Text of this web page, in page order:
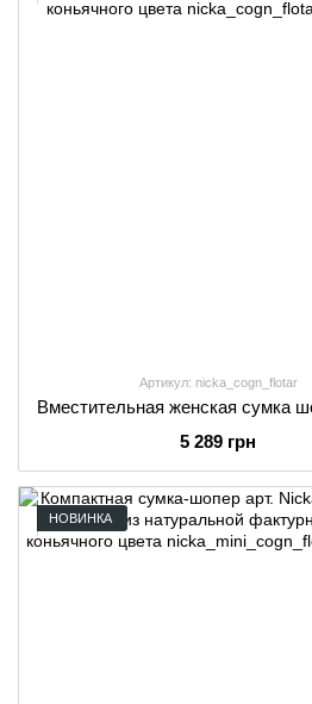
Артикул: nicka_cogn_flotar
5 289 грн
НОВИНКА